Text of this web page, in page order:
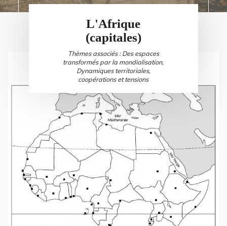
L'Afrique
(capitales)
Thèmes associés : Des espaces
transformés par la mondialisation,
Dynamiques territoriales,
coopérations et tensions